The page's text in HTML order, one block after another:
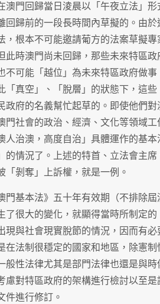
門回歸當日淩晨以「午夜立法」形
回歸前的一段長時間內草擬的。由
根本不可能邀請葡方的法案草擬專
時澳門尚未回歸，那些未來特區政
不可能「越位」為未來特區政府做
真空」、「脫層」的狀態下，這些
府的名義幫忙起草的。即使他們對
門社會的政治、經濟、文化等領域
人治澳，高度自治」具體運作的基本
的情況了。上述的特首、立法會主席
剝奪」上訴權，就是一例。
基本法》五十年有效期（不排除屆
很大的變化，就顯得當時所制定的
與社會現實脫節的情況，因而有必
法制很穩定的國家和地區，除憲
般性法律尤其是部門法律也還是與
對特區政府的架構進行檢討以至
件進行修訂。